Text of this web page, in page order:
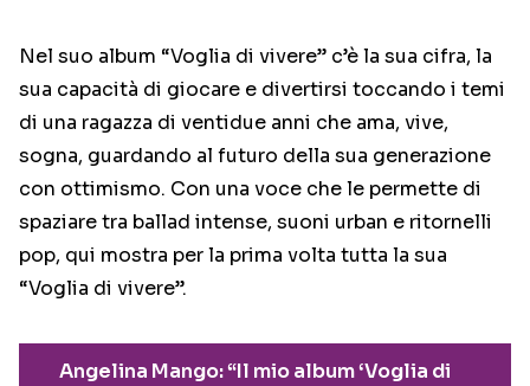
Nel suo album “Voglia di vivere” c’è la sua cifra, la
sua capacità di giocare e divertirsi toccando i temi
di una ragazza di ventidue anni che ama, vive,
sogna, guardando al futuro della sua generazione
con ottimismo. Con una voce che le permette di
spaziare tra ballad intense, suoni urban e ritornelli
pop, qui mostra per la prima volta tutta la sua
“Voglia di vivere”.
Angelina Mango: “Il mio album ‘Voglia di